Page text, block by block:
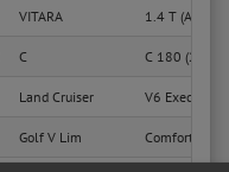
VITARA 1.4 T (APK
C C 180
Land Cruiser V6 Executive
Golf V Lim Comfortline